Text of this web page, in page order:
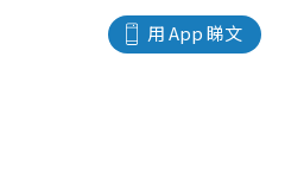
用 App 睇文